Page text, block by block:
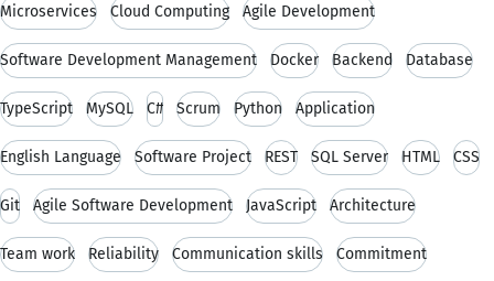
Microservices Cloud Computing Agile Development
Software Development Management Docker Backend Database
TypeScript MySQL C# Scrum Python Application
English Language Software Project REST SQL Server HTML CSS
Git Agile Software Development JavaScript Architecture
Team work Reliability Communication skills Commitment